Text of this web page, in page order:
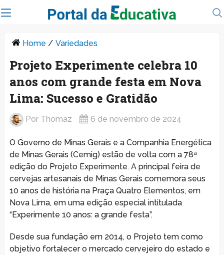
Home / Variedades
Projeto Experimente celebra 10
anos com grande festa em Nova
Lima: Sucesso e Gratidão
Por Thomaz 6 de novembro de 2024
O Governo de Minas Gerais e a Companhia Energética
de Minas Gerais (Cemig) estão de volta com a 78ª
edição do Projeto Experimente. A principal feira de
cervejas artesanais de Minas Gerais comemora seus
10 anos de história na Praça Quatro Elementos, em
Nova Lima, em uma edição especial intitulada
“Experimente 10 anos: a grande festa”.
Desde sua fundação em 2014, o Projeto tem como
objetivo fortalecer o mercado cervejeiro do estado e